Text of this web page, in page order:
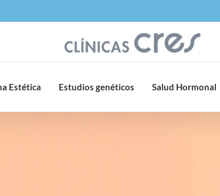
Estética Estudios genéticos Salud Hormonal